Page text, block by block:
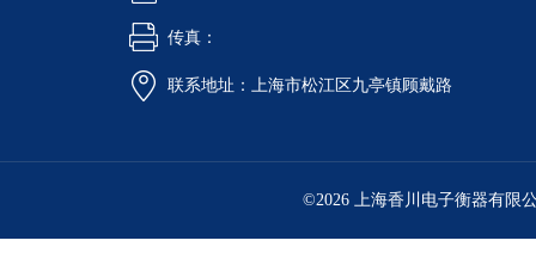
传真：
联系地址：上海市松江区九亭镇顾戴路
©2026 上海香川电子衡器有限